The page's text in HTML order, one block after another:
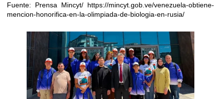
Fuente: Prensa Mincyt/ https://mincyt.gob.ve/venezuela-obtiene-
mencion-honorifica-en-la-olimpiada-de-biologia-en-rusia/